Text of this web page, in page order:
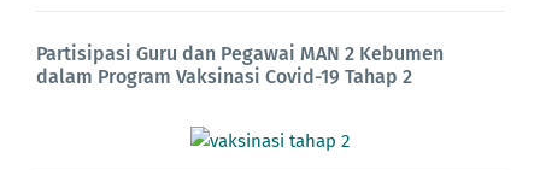
Partisipasi Guru dan Pegawai MAN 2 Kebumen
dalam Program Vaksinasi Covid-19 Tahap 2